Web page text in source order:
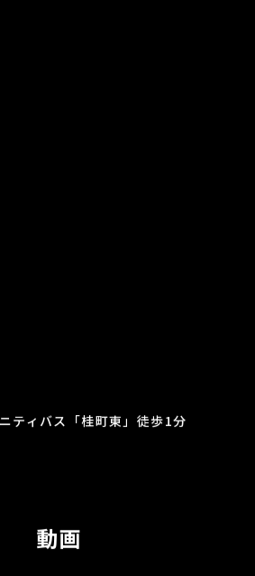
ティバス「桂町東」徒歩1分
動画